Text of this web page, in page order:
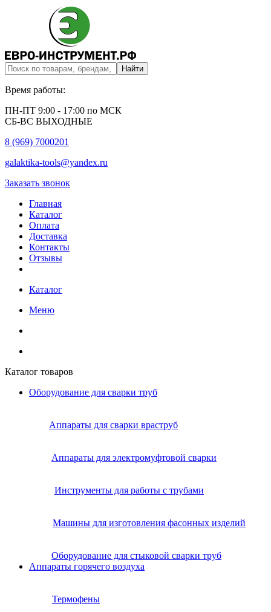
Время работы:
ПН-ПТ 9:00 - 17:00 по МСК
СБ-ВС ВЫХОДНЫЕ
8 (969) 7000201
galaktika-tools@yandex.ru
Заказать звонок
Главная
Каталог
Оплата
Доставка
Контакты
Отзывы
Каталог
Меню
Каталог товаров
Оборудование для сварки труб
Аппараты для сварки враструб
Аппараты для электромуфтовой сварки
Инструменты для работы с трубами
Машины для изготовления фасонных изделий
Оборудование для стыковой сварки труб
Аппараты горячего воздуха
Термофены